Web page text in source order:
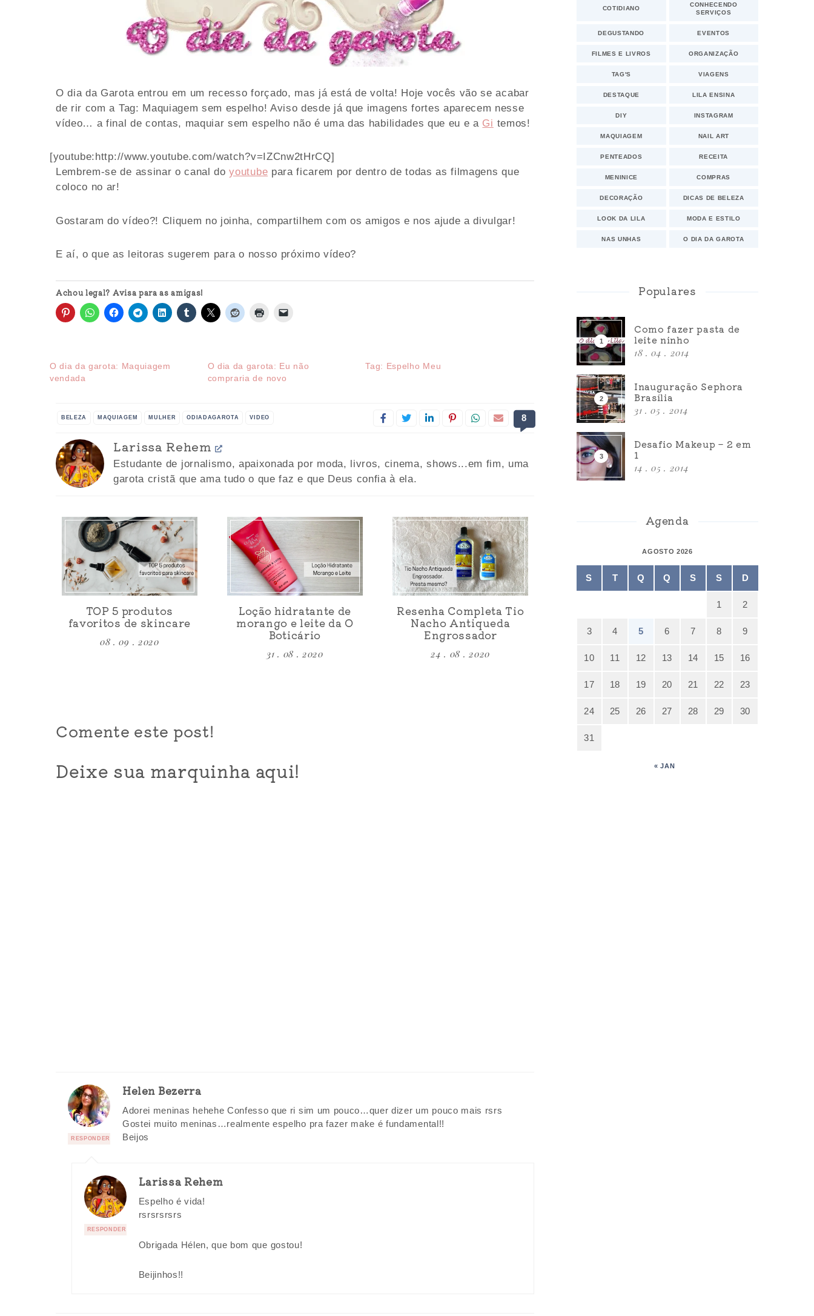
O dia da Garota entrou em um recesso forçado, mas já está de volta! Hoje vocês vão se acabar
de rir com a Tag: Maquiagem sem espelho! Aviso desde já que imagens fortes aparecem nesse
vídeo… a final de contas, maquiar sem espelho não é uma das habilidades que eu e a Gi temos!
[youtube:http://www.youtube.com/watch?v=IZCnw2tHrCQ]
Lembrem-se de assinar o canal doyoutube para ficarem por dentro de todas as filmagens que
coloco no ar!
Gostaram do vídeo?! Cliquem no joinha, compartilhem com os amigos e nos ajude a divulgar!
E aí, o que as leitoras sugerem para o nosso próximo vídeo?
Achou legal? Avisa para as amigas!
O dia da garota: Maquiagem
vendada
O dia da garota: Eu não
compraria de novo
Tag: Espelho Meu
BELEZA MAQUIAGEM MULHER ODIADAGAROTA VIDEO 8
Larissa Rehem
Estudante de jornalismo, apaixonada por moda, livros, cinema, shows...em fim, uma
garota cristã que ama tudo o que faz e que Deus confia à ela.
TOP 5 produtos
favoritos de skincare
08 . 09 . 2020
Loção hidratante de
morango e leite da O
Boticário
31 . 08 . 2020
Resenha Completa Tio
Nacho Antiqueda
Engrossador
24 . 08 . 2020
Comente este post!
Deixe sua marquinha aqui!
RESPONDER
Helen Bezerra
Adorei meninas hehehe Confesso que ri sim um pouco…quer dizer um pouco mais rsrs
Gostei muito meninas…realmente espelho pra fazer make é fundamental!!
Beijos
RESPONDER
Larissa Rehem
Espelho é vida!
rsrsrsrsrs
Obrigada Hélen, que bom que gostou!
Beijinhos!!
COTIDIANO
CONHECENDO
SERVIÇOS
DEGUSTANDO EVENTOS
FILMES E LIVROS ORGANIZAÇÃO
TAG'S VIAGENS
DESTAQUE LILA ENSINA
DIY INSTAGRAM
MAQUIAGEM NAIL ART
PENTEADOS RECEITA
MENINICE COMPRAS
DECORAÇÃO DICAS DE BELEZA
LOOK DA LILA MODA E ESTILO
NAS UNHAS O DIA DA GAROTA
Populares
Como fazer pasta de
leite ninho
18 . 04 . 2014
Inauguração Sephora
Brasília
31 . 05 . 2014
Desafio Makeup – 2 em
1
14 . 05 . 2014
Agenda
AGOSTO 2026
S T Q Q S S D
1 2
3 4 5 6 7 8 9
10 11 12 13 14 15 16
17 18 19 20 21 22 23
24 25 26 27 28 29 30
31
« JAN